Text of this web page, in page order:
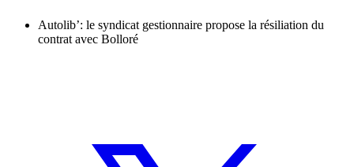
Autolib’: le syndicat gestionnaire propose la résiliation du
contrat avec Bolloré